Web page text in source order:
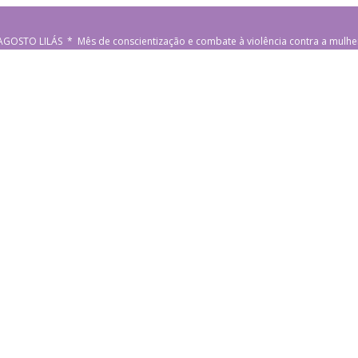
LILÁS * Mês de conscientização e combate à violência contra a